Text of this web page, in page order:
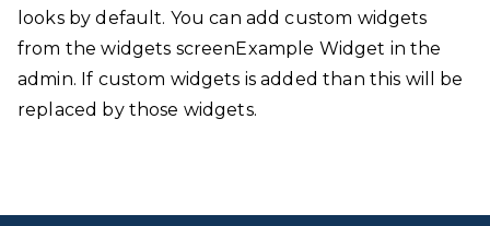
looks by default. You can add custom widgets
from the widgets screenExample Widget in the
admin. If custom widgets is added than this will be
replaced by those widgets.